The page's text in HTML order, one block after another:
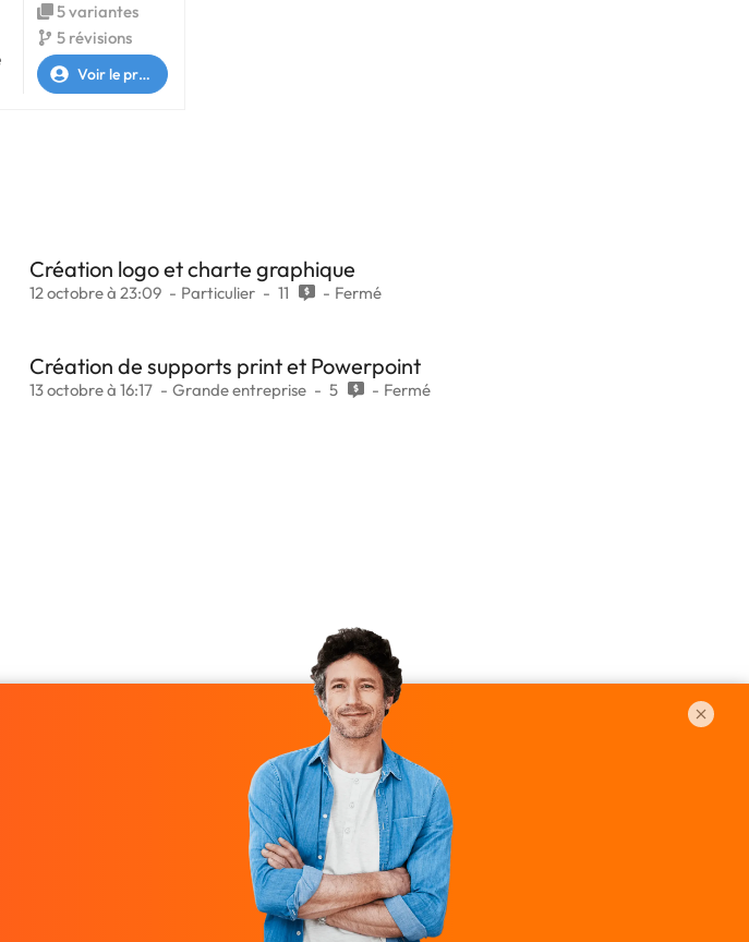
5 variantes
5 révisions
Voir le profil
Création logo et charte graphique
12 octobre à 23:09 Particulier 11 Fermé
Création de supports print et Powerpoint
13 octobre à 16:17 Grande entreprise 5 Fermé